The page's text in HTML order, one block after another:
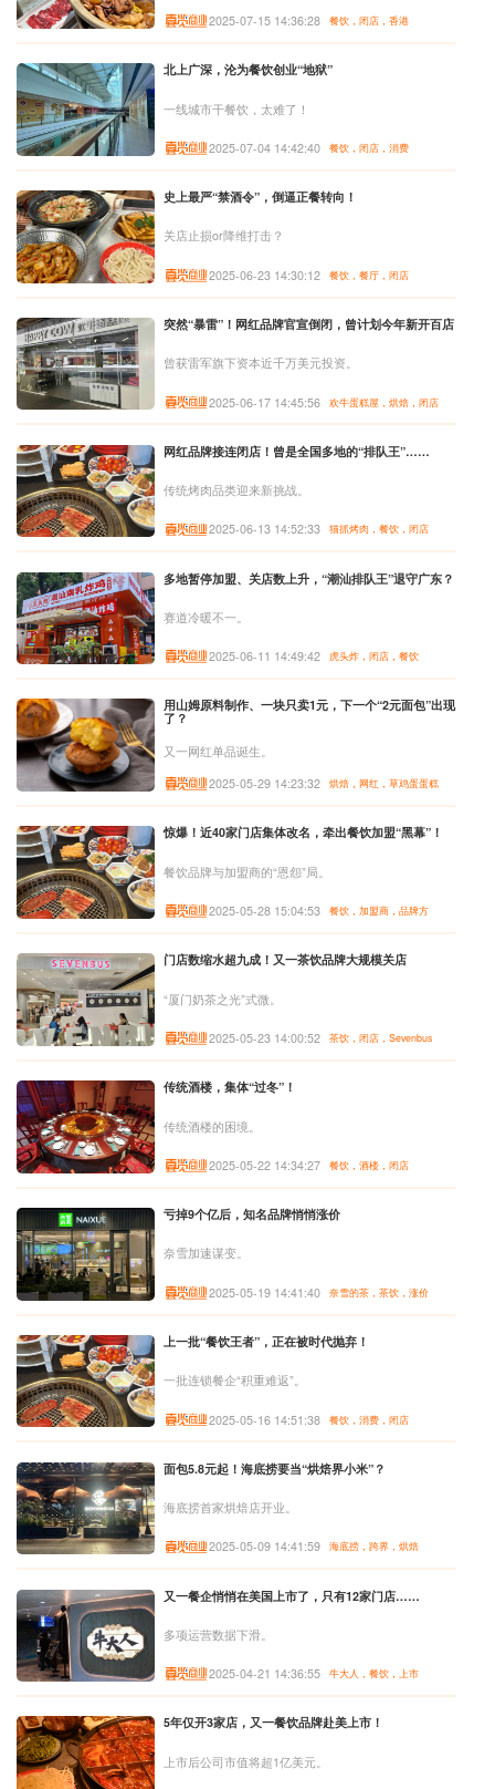
2025-07-15 14:36:28 餐饮，闭店，香港
北上广深，沦为餐饮创业“地狱”
一线城市干餐饮，太难了！
2025-07-04 14:42:40 餐饮，闭店，消费
史上最严“禁酒令”，倒逼正餐转向！
关店止损or降维打击？
2025-06-23 14:30:12 餐饮，餐厅，闭店
突然“暴雷”！网红品牌官宣倒闭，曾计划今年新开百店
曾获雷军旗下资本近千万美元投资。
2025-06-17 14:45:56 欢牛蛋糕屋，烘焙，闭店
网红品牌接连闭店！曾是全国多地的“排队王”……
传统烤肉品类迎来新挑战。
2025-06-13 14:52:33 猫抓烤肉，餐饮，闭店
多地暂停加盟、关店数上升，“潮汕排队王”退守广东？
赛道冷暖不一。
2025-06-11 14:49:42 虎头炸，闭店，餐饮
用山姆原料制作、一块只卖1元，下一个“2元面包”出现
了？
又一网红单品诞生。
2025-05-29 14:23:32
烘焙，网红，草鸡蛋蛋糕
惊爆！近40家门店集体改名，牵出餐饮加盟“黑幕”！
餐饮品牌与加盟商的“恩怨”局。
2025-05-28 15:04:53 餐饮，加盟商，品牌方
门店数缩水超九成！又一茶饮品牌大规模关店
“厦门奶茶之光”式微。
2025-05-23 14:00:52 茶饮，闭店，Sevenbus
传统酒楼，集体“过冬”！
传统酒楼的困境。
2025-05-22 14:34:27 餐饮，酒楼，闭店
亏掉9个亿后，知名品牌悄悄涨价
奈雪加速谋变。
2025-05-19 14:41:40 奈雪的茶，茶饮，涨价
上一批“餐饮王者”，正在被时代抛弃！
一批连锁餐企“积重难返”。
2025-05-16 14:51:38 餐饮，消费，闭店
面包5.8元起！海底捞要当“烘焙界小米”？
海底捞首家烘焙店开业。
2025-05-09 14:41:59 海底捞，跨界，烘焙
又一餐企悄悄在美国上市了，只有12家门店……
多项运营数据下滑。
2025-04-21 14:36:55 牛大人，餐饮，上市
5年仅开3家店，又一餐饮品牌赴美上市！
上市后公司市值将超1亿美元。